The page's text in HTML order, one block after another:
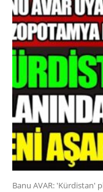
Banu AVAR: 'Kürdistan'